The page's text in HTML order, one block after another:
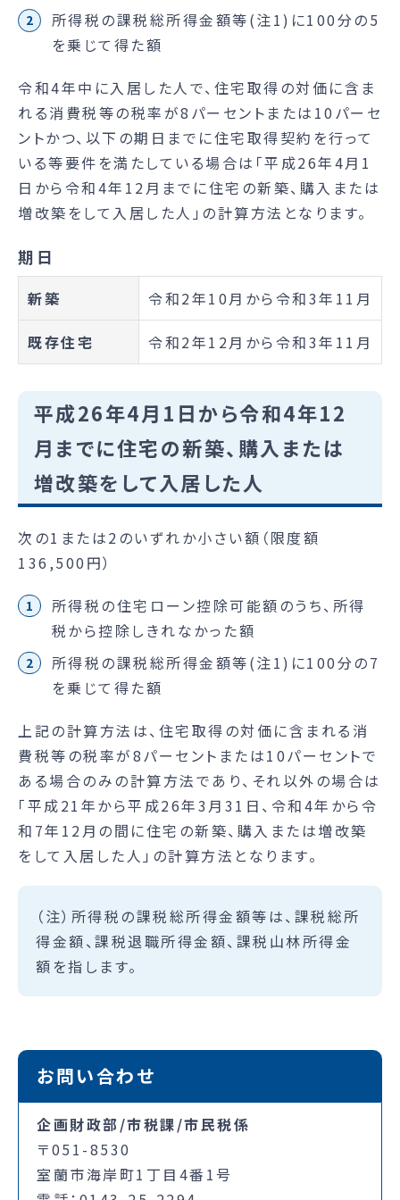
所得税の課税総所得金額等(注1)に100分の5
を乗じて得た額
令和4年中に入居した人で、住宅取得の対価に含ま
れる消費税等の税率が8パーセントまたは10パーセ
ントかつ、以下の期日までに住宅取得契約を行って
いる等要件を満たしている場合は「平成26年4月1
日から令和4年12月までに住宅の新築、購入または
増改築をして入居した人」の計算方法となります。
期日
新築 令和2年10月から令和3年11月
既存住宅 令和2年12月から令和3年11月
平成26年4月1日から令和4年12
月までに住宅の新築、購入または
増改築をして入居した人
次の1または2のいずれか小さい額（限度額
136,500円）
所得税の住宅ローン控除可能額のうち、所得
税から控除しきれなかった額
所得税の課税総所得金額等(注1)に100分の7
を乗じて得た額
上記の計算方法は、住宅取得の対価に含まれる消
費税等の税率が8パーセントまたは10パーセントで
ある場合のみの計算方法であり、それ以外の場合は
「平成21年から平成26年3月31日、令和4年から令
和7年12月の間に住宅の新築、購入または増改築
をして入居した人」の計算方法となります。
（注）所得税の課税総所得金額等は、課税総所
得金額、課税退職所得金額、課税山林所得金
額を指します。
お問い合わせ
企画財政部/市税課/市民税係
〒051-8530
室蘭市海岸町1丁目4番1号